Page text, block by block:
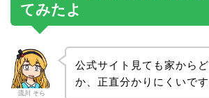
てみたよ
流川 そら
公式サイト見ても家から
か、正直分かりにくいです